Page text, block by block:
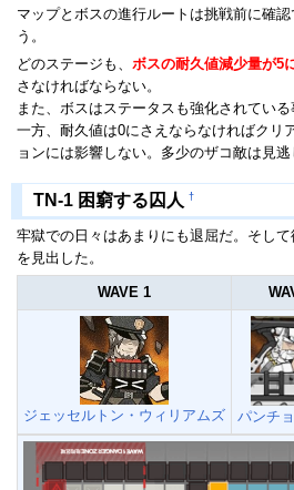
マップとボスの進行ルートは挑戦前に確
う。
どのステージも、 ボスの耐久値減少量が5
さなければならない。
また、ボスはステータスも強化されている
一方、耐久値は0にさえならなければクリ
ョンには影響しない。多少のザコ敵は見逃
TN-1 困窮する囚人 †
牢獄での日々はあまりにも退屈だ。そし
を見出した。
WAVE 1
ジェッセルトン・ウィリアムズ パンチ